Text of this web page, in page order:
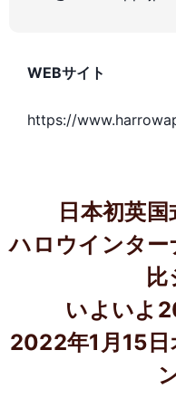
WEBサイト
https://
日本初英
ハロウインタ
いよいよ
2022年1月15